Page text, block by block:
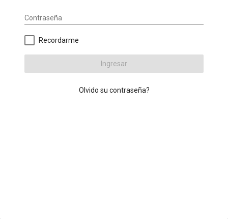
Contraseña
Recordarme
Ingresar
Olvido su contraseña?